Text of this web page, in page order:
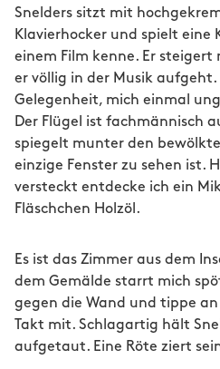
Snelders sitzt mit
Klavierhocker und spielt eine
einem Film kenne. Er steigert
er völlig in der Musik aufgeht.
Gelegenheit, mich einmal
Der Flügel ist fachmännisch
spiegelt munter den
einzige Fenster zu sehen ist.
versteckt entdecke ich ein
Fläschchen Holzöl.
Es ist das Zimmer aus dem
dem Gemälde starrt mich
gegen die Wand und tippe
Takt mit. Schlagartig hält
aufgetaut. Eine Röte ziert